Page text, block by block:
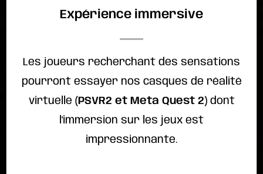
Expérience immersive
Les joueurs recherchant des sensations
pourront essayer nos casques de réalité
virtuelle ( PSVR2 et Meta Quest 2) dont
l'immersion sur les jeux est
impressionnante.